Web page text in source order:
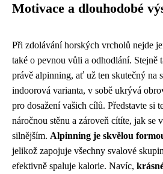
Motivace a dlouhodobé
Při zdolávání horských vrcholů nejde
také o pevnou vůli a odhodlání. Stejně
právě alpinning, ať už ten skutečný na
indoorová varianta, v sobě ukrývá
pro dosažení vašich cílů. Představte si
náročnou stěnu a zároveň cítíte, jak se
silnějším. Alpinning je skvělou
jelikož zapojuje všechny svalové
efektivně spaluje kalorie. Navíc,